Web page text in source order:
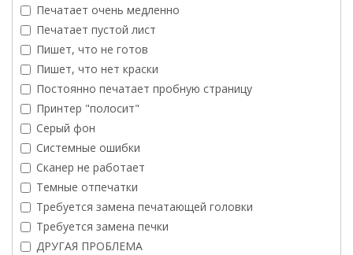
Печатает очень медленно
Печатает пустой лист
Пишет, что не готов
Пишет, что нет краски
Постоянно печатает пробную страницу
Принтер "полосит"
Серый фон
Системные ошибки
Сканер не работает
Темные отпечатки
Требуется замена печатающей головки
Требуется замена печки
ДРУГАЯ ПРОБЛЕМА